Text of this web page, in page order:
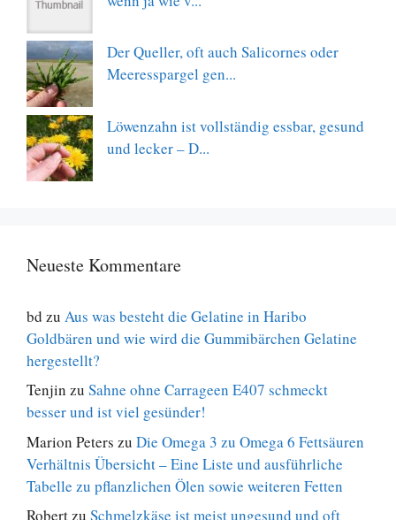
Der Queller, oft auch Salicornes oder
Meeresspargel gen...
Löwenzahn ist vollständig essbar, gesund
und lecker – D...
Neueste Kommentare
bd zu Aus was besteht die Gelatine in Haribo
Goldbären und wie wird die Gummibärchen Gelatine
hergestellt?
Tenjin zu Sahne ohne Carrageen E407 schmeckt
besser und ist viel gesünder!
Marion Peters zu Die Omega 3 zu Omega 6 Fettsäuren
Verhältnis Übersicht – Eine Liste und ausführliche
Tabelle zu pflanzlichen Ölen sowie weiteren Fetten
Robertzu Schmelzkäse ist meist ungesund und oft